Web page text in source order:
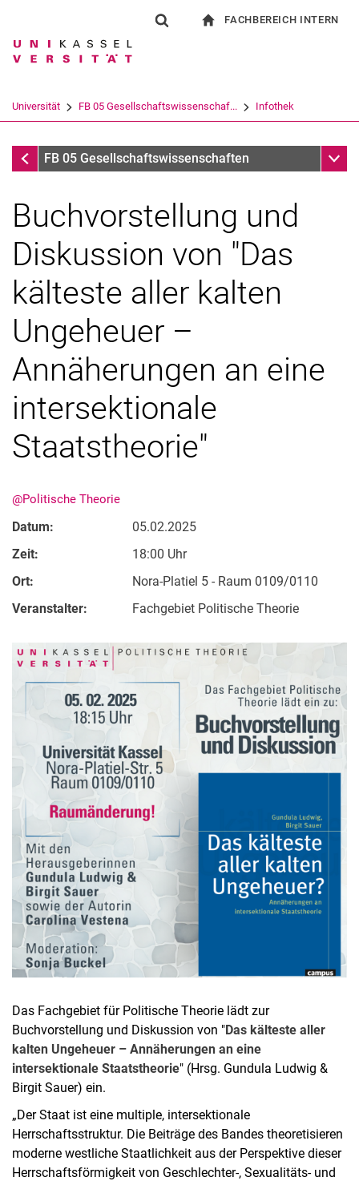
Springe direkt zu: Inhalt
Springe direkt zu: Suche
Springe direkt zu:
Suchbegriff
Suchen (öffnet externen Link in einem
FACHBEREICH INTERN
Universität FB 05 Gesellschaftswissenschaf... Infothek
InfothekFB 05 Gesellschaftswissenschaften
Buchvorstellung und
Diskussion von "Das
kälteste aller kalten
Ungeheuer –
Annäherungen an eine
intersektionale
Staatstheorie"
@Politische Theorie
Datum:
05.02.2025
Zeit:
18:00 Uhr
Ort:
Nora-Platiel 5 - Raum 0109/0110
Veranstalter:
Fachgebiet Politische Theorie
Das Fachgebiet für Politische Theorie lädt zur
Buchvorstellung und Diskussion von "Das kälteste aller
kalten Ungeheuer – Annäherungen an eine
intersektionale Staatstheorie" (Hrsg. Gundula Ludwig &
Birgit Sauer) ein.
„Der Staat ist eine multiple, intersektionale
Herrschaftsstruktur. Die Beiträge des Bandes theoretisieren
moderne westliche Staatlichkeit aus der Perspektive dieser
Herrschaftsförmigkeit von Geschlechter-, Sexualitäts- und